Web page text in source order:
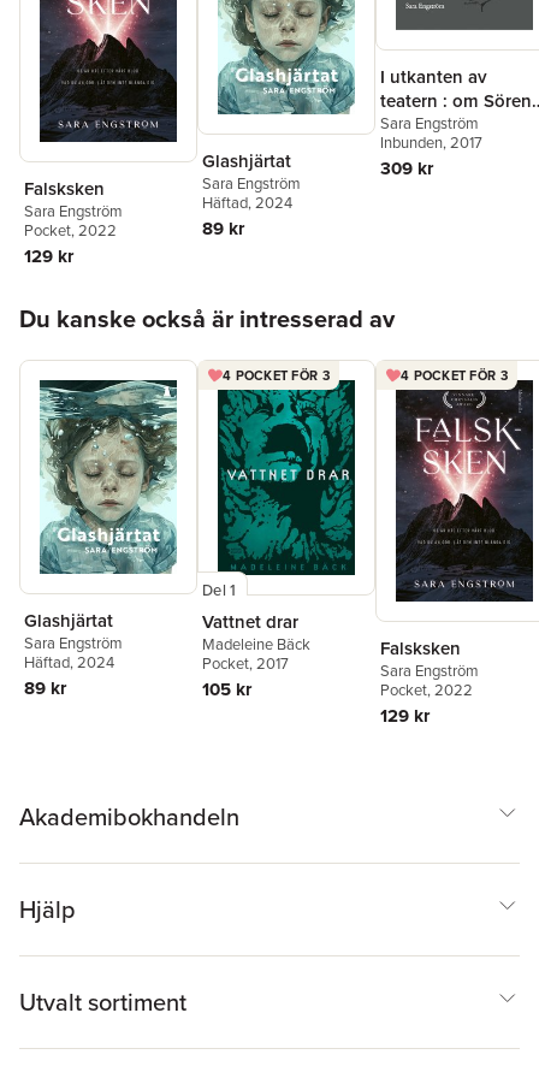
Falsksken
Sara Engström
Pocket, 2022
129 kr
Glashjärtat
Sara Engström
Häftad, 2024
89 kr
I utkanten av
teatern : om Sören
Larsson
Sara Engström
Inbunden, 2017
309 kr
Du kanske också är intresserad av
Glashjärtat
Sara Engström
Häftad, 2024
89 kr
4 POCKET FÖR 3
Del 1
Vattnet drar
Madeleine Bäck
Pocket, 2017
105 kr
4 POCKET FÖR 3
Falsksken
Sara Engström
Pocket, 2022
129 kr
Akademibokhandeln
Hjälp
Utvalt sortiment